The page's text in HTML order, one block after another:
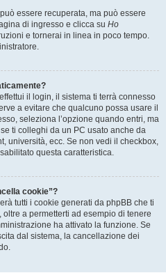
essere recuperata, ma può essere
di ingresso e clicca su Ho
e tornerai in linea in poco tempo.
il login, il sistema ti terrà connesso
a evitare che qualcuno possa usare il
seleziona l’opzione quando entri, ma
ti colleghi da un PC usato anche da
università, ecc. Se non vedi il checkbox,
questa caratteristica.
cookie”?
tutti i cookie generati da phpBB che ti
a permetterti ad esempio di tenere
ha attivato la funzione. Se
dal sistema, la cancellazione dei